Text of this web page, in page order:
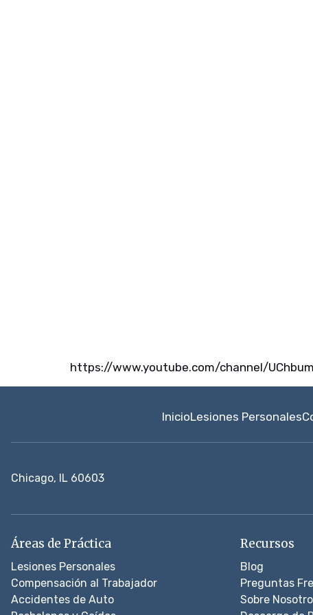
https://www.youtube.com/channel/
InicioLesiones Personales
Chicago, IL 60603
Áreas de Práctica
Lesiones Personales
Compensación al Trabajador
Accidentes de Auto
Recursos
Blog
Preguntas
Sobre